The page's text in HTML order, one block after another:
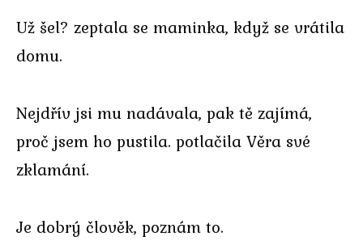
Už šel? zeptala se maminka, když se vrátila
domu.
Nejdřív jsi mu nadávala, pak tě zajímá,
proč jsem ho pustila. potlačila Věra své
zklamání.
Je dobrý člověk, poznám to.